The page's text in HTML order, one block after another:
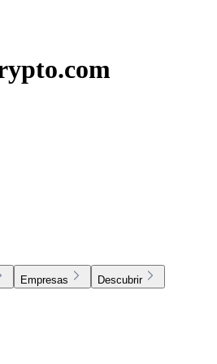
Empresas Descubrir